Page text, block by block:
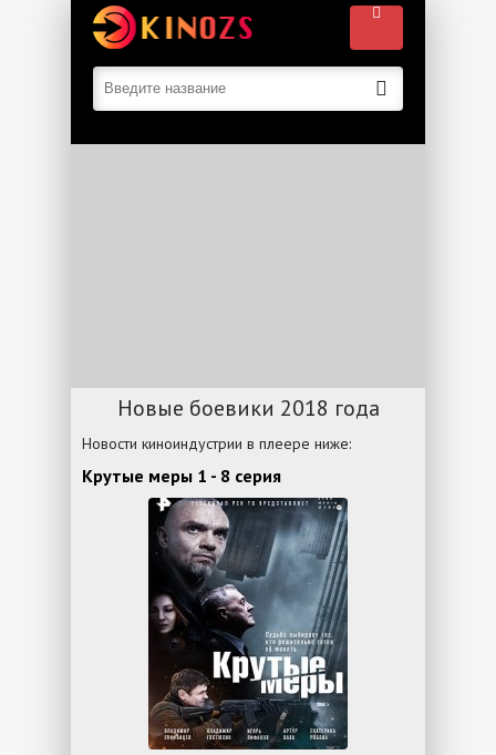
Новые боевики 2018 года
Новости киноиндустрии в плеере ниже:
Крутые меры 1 - 8 серия